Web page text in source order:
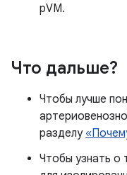
pVM.
Что дальше?
Чтобы лучше
разделу
Чтобы узнать о